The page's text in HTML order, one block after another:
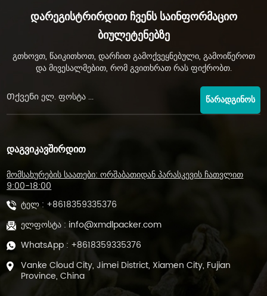
Დარეგისტრირდით Ჩვენს Საინფორმაციო
Ბიულეტენებზე
გთხოვთ, წაიკითხოთ, დარჩით გამოქვეყნებული, გამოიწეროთ
და მივესალმებით, რომ გვითხრათ რას ფიქრობთ.
ᲬᲐᲠᲐᲓᲒᲘᲜᲝᲡ
ᲓᲐᲒᲕᲘᲙᲐᲕᲨᲘᲠᲓᲘᲗ
მომსახურების საათები: ორშაბათიდან პარასკევის ჩათვლით
9:00-18:00
ტელ : +8618359335376
ელფოსტა : info@xmdlpacker.com
WhatsApp : +8618359335376
Vanke Cloud City, Jimei District, Xiamen City, Fujian
Province, China